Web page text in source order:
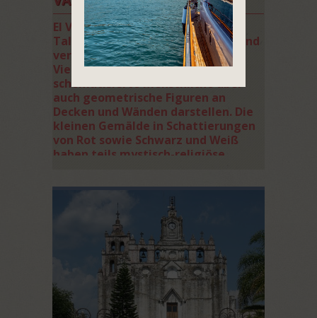
El Vallecito befindet sich in einem
Tal nahe der Stadt La Rumorosa und
verfügt über eine beachtliche
Vielfalt an Höhlenmalereien, die
schematisierte menschliche aber
auch geometrische Figuren an
Decken und Wänden darstellen. Die
kleinen Gemälde in Schattierungen
von Rot sowie Schwarz und Weiß
haben teils mystisch-religiöse
der Kumiai, Jäger und Sammler, die
die felsigen Unterstände als Lager-
oder Werkstätten nutzten. Auf
Ihrem Rundgang können Sie die
sechs zur Besichtigung
freigegebenen Themengruppen
bestaunen, die Namen wie
„Indianerhöhle“ oder „Verwurzelter
Mann“ tragen.